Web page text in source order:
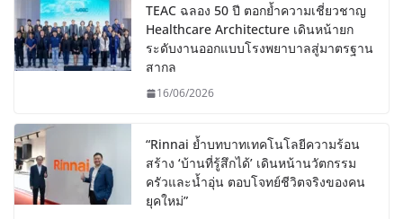
TEAC ฉลอง 50 ปี ตอกย้ำความเชี่ยวชาญ
Healthcare Architecture เดินหน้ายก
ระดับงานออกแบบโรงพยาบาลสู่มาตรฐาน
สากล
16/06/2026
“Rinnai ย้ำบทบาทเทคโนโลยีความร้อน
สร้าง ‘บ้านที่รู้สึกได้’ เดินหน้านวัตกรรม
ครัวและน้ำอุ่น ตอบโจทย์ชีวิตจริงของคน
ยุคใหม่”